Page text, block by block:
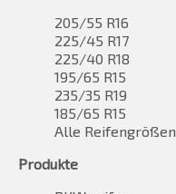
205/55 R16
225/45 R17
225/40 R18
195/65 R15
235/35 R19
185/65 R15
Alle Reifengrößen
Produkte